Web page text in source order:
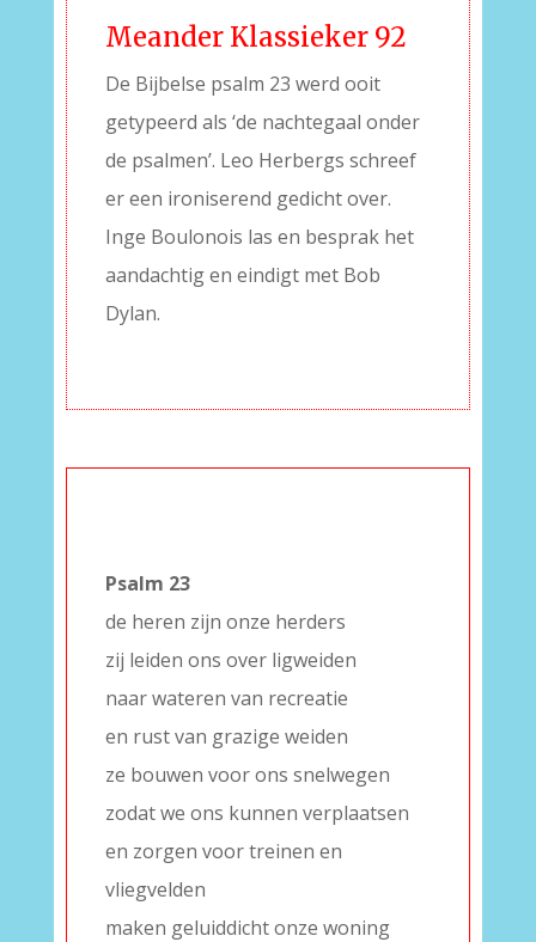
Meander Klassieker 92
De Bijbelse psalm 23 werd ooit
getypeerd als ‘de nachtegaal onder
de psalmen’. Leo Herbergs schreef
er een ironiserend gedicht over.
Inge Boulonois las en besprak het
aandachtig en eindigt met Bob
Dylan.
Psalm 23
de heren zijn onze herders
zij leiden ons over ligweiden
naar wateren van recreatie
en rust van grazige weiden
ze bouwen voor ons snelwegen
zodat we ons kunnen verplaatsen
en zorgen voor treinen en
vliegvelden
maken geluiddicht onze woning